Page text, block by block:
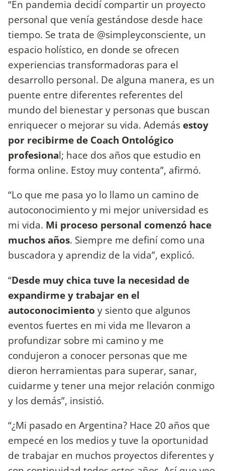
“En pandemia decidí compartir un proyecto
personal que venía gestándose desde hace
tiempo. Se trata de @simpleyconsciente, un
espacio holístico, en donde se ofrecen
experiencias transformadoras para el
desarrollo personal. De alguna manera, es un
puente entre diferentes referentes del
mundo del bienestar y personas que buscan
enriquecer o mejorar su vida. Además estoy
por recibirme de Coach Ontológico
profesional; hace dos años que estudio en
forma online. Estoy muy contenta”, afirmó.
“Lo que me pasa yo lo llamo un camino de
autoconocimiento y mi mejor universidad es
mi vida. Mi proceso personal comenzó hace
muchos años. Siempre me definí como una
buscadora y aprendiz de la vida”, explicó.
“Desde muy chica tuve la necesidad de
expandirme y trabajar en el
autoconocimiento y siento que algunos
eventos fuertes en mi vida me llevaron a
profundizar sobre mi camino y me
condujeron a conocer personas que me
dieron herramientas para superar, sanar,
cuidarme y tener una mejor relación conmigo
y los demás”, insistió.
“¿Mi pasado en Argentina? Hace 20 años que
empecé en los medios y tuve la oportunidad
de trabajar en muchos proyectos diferentes y